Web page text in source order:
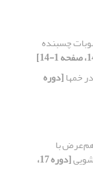
چسبنده
خم‏ها[دوره
هم‌عرض با
[دوره 17،